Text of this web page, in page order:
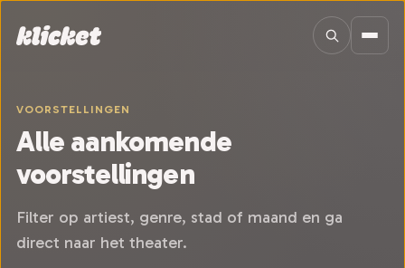
VOORSTELLINGEN
Alle aankomende
voorstellingen
Filter op artiest, genre, stad of maand en ga
direct naar het theater.